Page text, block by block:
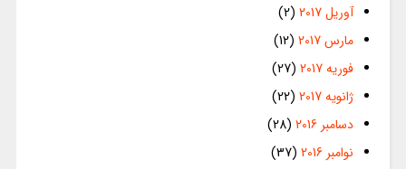
آوریل 2017
(2)
مارس 2017
(12)
فوریه 2017
(27)
ژانویه 2017
(22)
دسامبر 2016
(28)
نوامبر 2016
(37)